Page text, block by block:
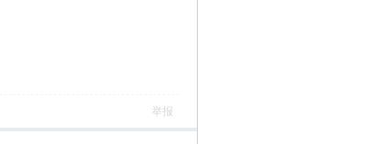
举报